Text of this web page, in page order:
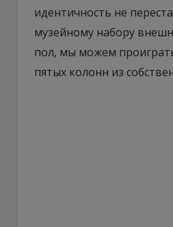
идентичность не
музейному набору
пол, мы можем
пятых колонн из